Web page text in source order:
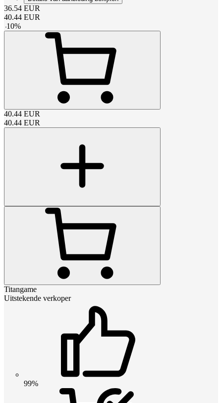
36.54 EUR
40.44 EUR
-10%
40.44 EUR
40.44 EUR
Titangame
Uitstekende verkoper
99%